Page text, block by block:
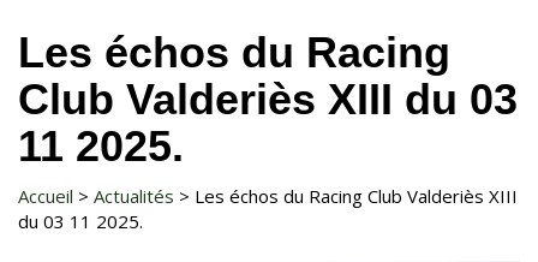
Les échos du Racing
Club Valderiès XIII du 03
11 2025.
Accueil Actualités
Les échos du Racing Club Valderiès XIII
du 03 11 2025.